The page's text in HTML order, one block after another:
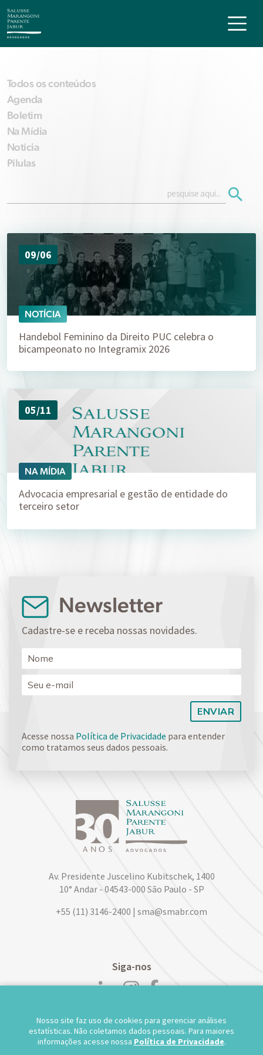
Todos os conteúdos
Agenda
Boletim
Na Mídia
Notícia
Pílulas
09/06
NOTÍCIA
Handebol Feminino da Direito PUC celebra o
bicampeonato no Integramix 2026
05/11
NA MÍDIA
Advocacia empresarial e gestão de entidade do
terceiro setor
Newsletter
Cadastre-se e receba nossas novidades.
Acesse nossa Política de Privacidade para entender
como tratamos seus dados pessoais.
Av. Presidente Juscelino Kubitschek, 1400
10° Andar - 04543-000 São Paulo - SP
+55 (11) 3146-2400 | sma@smabr.com
Siga-nos
POLÍTICA DE PRIVACIDADE DE DADOS
Nosso site faz uso de cookies para gerenciar análises
estatísticas. Não coletamos dados pessoais. Para maiores
informações acesse nossa Política de Privacidade.